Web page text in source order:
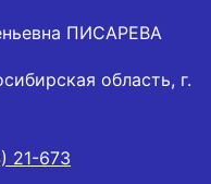
ПИСАРЕВА
область, г.
21-673